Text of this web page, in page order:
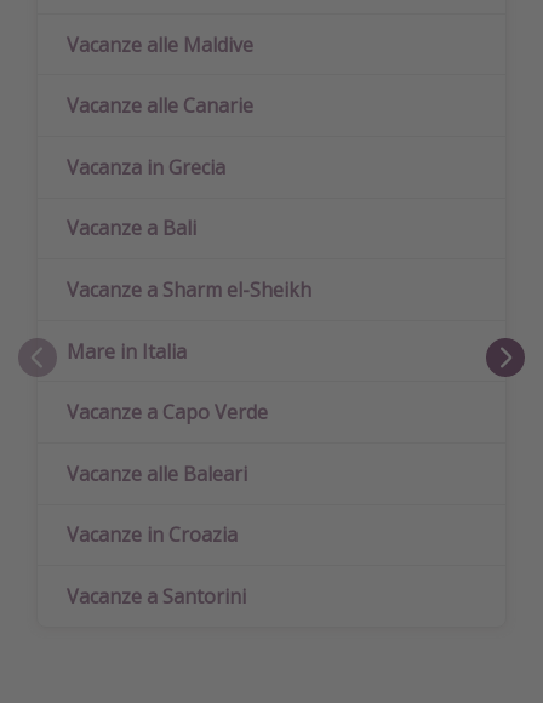
Vacanze alle Maldive
Vacanze alle Canarie
Vacanza in Grecia
Vacanze a Bali
Vacanze a Sharm el-Sheikh
Mare in Italia
Vacanze a Capo Verde
Vacanze alle Baleari
Vacanze in Croazia
Vacanze a Santorini